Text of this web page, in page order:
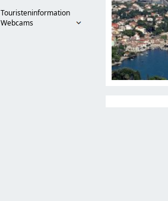
Touristeninformation
Webcams